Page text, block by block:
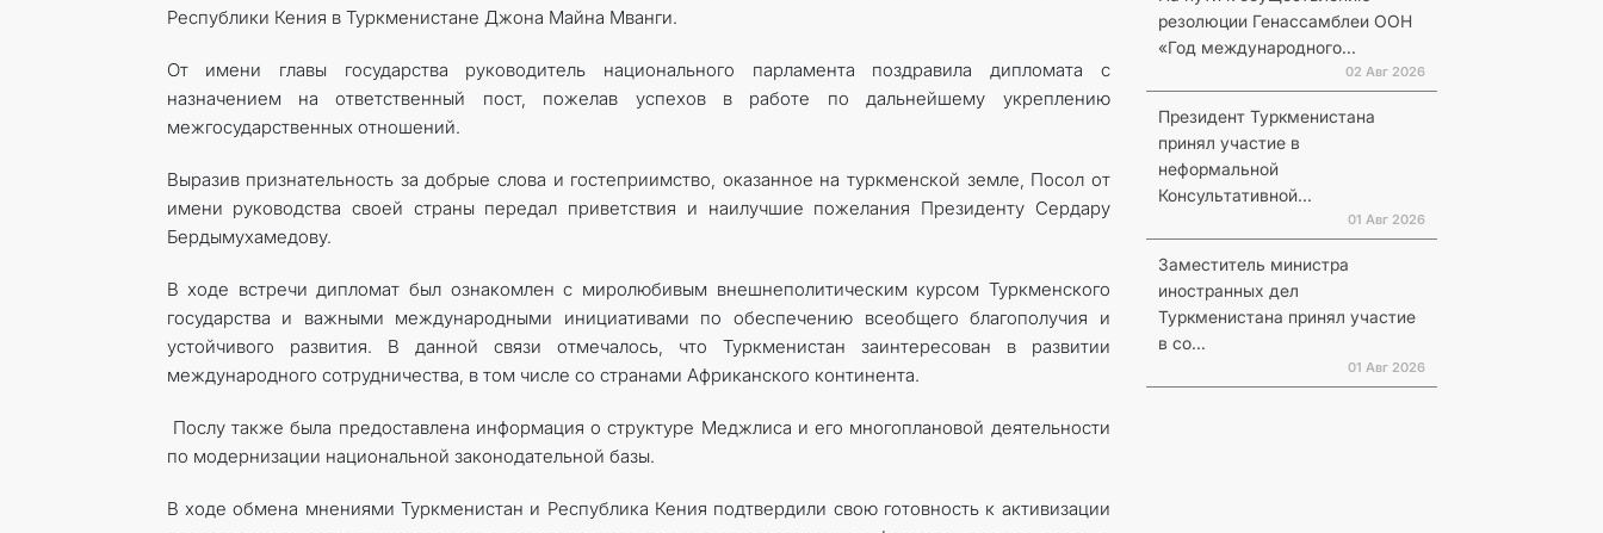
Республики Кения в Туркменистане Джона Майна Мванги.
От имени главы государства руководитель национального парламента поздравила дипломата с
назначением на ответственный пост, пожелав успехов в работе по дальнейшему укреплению
межгосударственных отношений.
Выразив признательность за добрые слова и гостеприимство, оказанное на турк­менской земле, Посол от
имени руководства своей страны передал приветствия и наилучшие пожелания Президенту Сердару
Бердымухамедову.
В ходе встречи дипломат был ознакомлен с миролюбивым внешнеполитическим курсом Туркменского
государства и важными международными инициативами по обеспечению всеобщего благополучия и
устойчивого развития. В данной связи отмечалось, что Туркменистан заинтересован в развитии
международного сотрудничества, в том числе со странами Африканского континента.
Послу также была предоставлена информация о структуре Меджлиса и его многоплановой деятельности
по модернизации национальной законодательной базы.
В ходе обмена мнениями Туркменистан и Республика Кения подтвердили свою готовность к активизации
резолюции Генассамблеи ООН
«Год международного...
02 Авг 2026
Президент Туркменистана
принял участие в
неформальной
Консультативной...
01 Авг 2026
Заместитель министра
иностранных дел
Туркменистана принял участие
в со...
01 Авг 2026